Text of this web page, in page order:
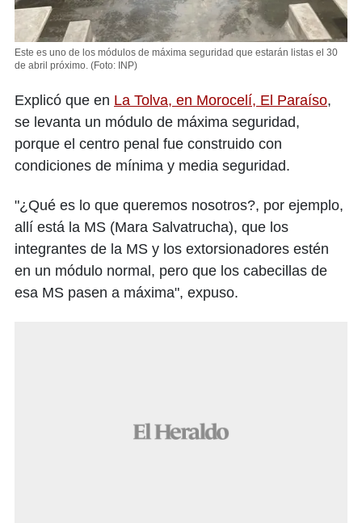
Este es uno de los módulos de máxima seguridad que estarán listas el 30
de abril próximo. (Foto: INP)
Explicó que en La Tolva, en Morocelí, El Paraíso,
se levanta un módulo de máxima seguridad,
porque el centro penal fue construido con
condiciones de mínima y media seguridad.
"¿Qué es lo que queremos nosotros?, por ejemplo,
allí está la MS (Mara Salvatrucha), que los
integrantes de la MS y los extorsionadores estén
en un módulo normal, pero que los cabecillas de
esa MS pasen a máxima", expuso.